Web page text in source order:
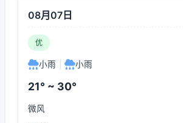
08月07日
优
小雨 小雨
21° ~ 30°
微风